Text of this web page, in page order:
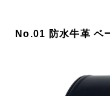
No.01 防水牛革 ベ